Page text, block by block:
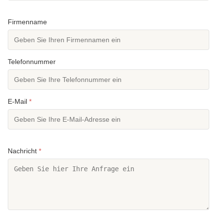
Firmenname
Telefonnummer
E-Mail *
Nachricht *